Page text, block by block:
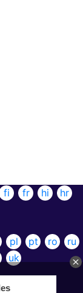
fi fr hi hr
pl pt ro
ru
uk